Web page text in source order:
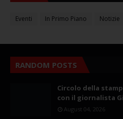
Eventi In Primo Piano Notizie
RANDOM POSTS
Circolo della
con il giornalista
August 04, 2026